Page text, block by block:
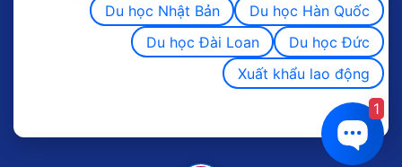
Du học Nhật Bản
Du học Hàn Quốc
Du học Đài Loan
Du học Đức
Xuất khẩu lao động
1